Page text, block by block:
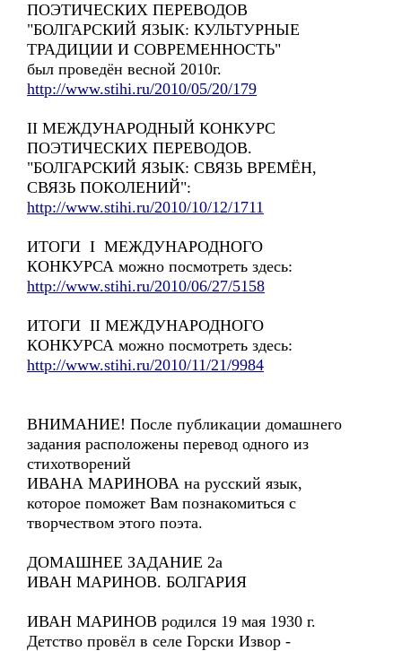
ПОЭТИЧЕСКИХ ПЕРЕВОДОВ
"БОЛГАРСКИЙ ЯЗЫК: КУЛЬТУРНЫЕ
ТРАДИЦИИ И СОВРЕМЕННОСТЬ"
был проведён весной 2010г.
http://www.stihi.ru/2010/05/20/179
II МЕЖДУНАРОДНЫЙ КОНКУРС
ПОЭТИЧЕСКИХ ПЕРЕВОДОВ.
"БОЛГАРСКИЙ ЯЗЫК: СВЯЗЬ ВРЕМЁН,
СВЯЗЬ ПОКОЛЕНИЙ":
http://www.stihi.ru/2010/10/12/1711
ИТОГИ I МЕЖДУНАРОДНОГО
КОНКУРСА можно посмотреть здесь:
http://www.stihi.ru/2010/06/27/5158
ИТОГИ II МЕЖДУНАРОДНОГО
КОНКУРСА можно посмотреть здесь:
http://www.stihi.ru/2010/11/21/9984
ВНИМАНИЕ! После публикации домашнего
задания расположены перевод одного из
стихотворений
ИВАНА МАРИНОВА на русский язык,
которое поможет Вам познакомиться с
творчеством этого поэта.
ДОМАШНЕЕ ЗАДАНИЕ 2а
ИВАН МАРИНОВ. БОЛГАРИЯ
ИВАН МАРИНОВ родился 19 мая 1930 г.
Детство провёл в селе Горски Извор -